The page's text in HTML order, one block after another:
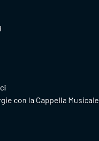
con la Cappella Musicale